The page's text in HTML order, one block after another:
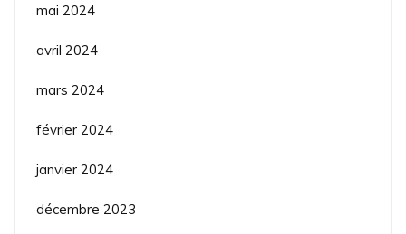
mai 2024
avril 2024
mars 2024
février 2024
janvier 2024
décembre 2023